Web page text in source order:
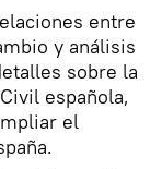
entre
y análisis
sobre la
española,
el